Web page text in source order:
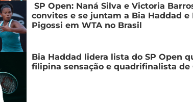
SP Open: Naná Silva e Victoria
convites e se juntam a Bia Haddad e
Pigossi em WTA no Brasil
Bia Haddad lidera lista do SP Open
filipina sensação e quadrifinalista de